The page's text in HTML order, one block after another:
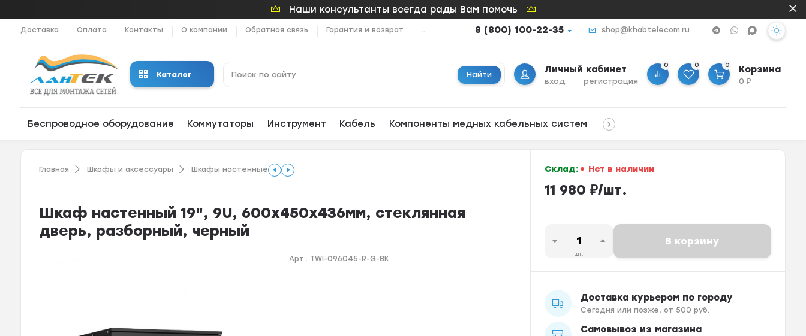
Наши консультанты всегда рады Вам помочь
Доставка Оплата Контакты О компании Обратная связь Гарантия и возврат ... 8 (800) 100-22-35 shop@khabtelecom.ru
Каталог Найти Личный кабинет
вход регистрация
0 0 0 Корзина
0₽
Беспроводное оборудование Коммутаторы Инструмент Кабель Компоненты медных кабельных систем
Главная Шкафы и аксессуары Шкафы настенные
Шкаф настенный 19", 9U, 600x450x436мм, стеклянная
дверь, разборный, черный
Арт.: TWI-096045-R-G-BK
Склад: Нет в наличии
11 980 ₽/шт.
шт.
В корзину
Доставка курьером по городу
Сегодня или позже, от 500 руб.
Самовывоз из магазина